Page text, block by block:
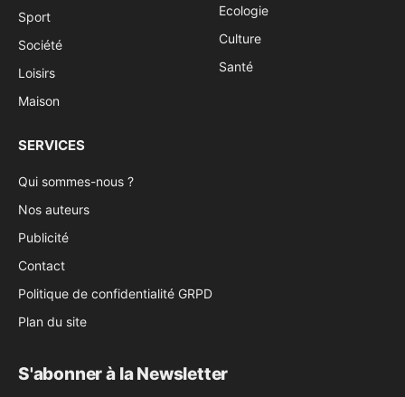
Sport
Société
Loisirs
Maison
Ecologie
Culture
Santé
SERVICES
Qui sommes-nous ?
Nos auteurs
Publicité
Contact
Politique de confidentialité GRPD
Plan du site
S'abonner à la Newsletter